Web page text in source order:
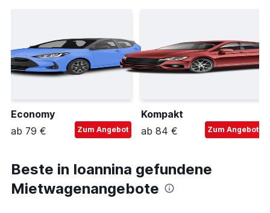
Economy
ab 79 €
Zum Angebot
Kompakt
ab 84 €
Zum Angebot
Beste in Ioannina gefundene
Mietwagenangebote